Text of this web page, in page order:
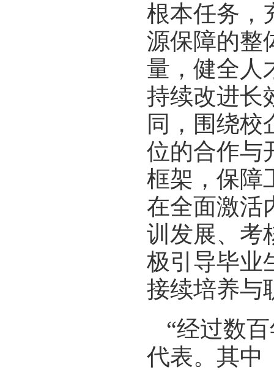
根本任务，
源保障的整
量，健全人
持续改进长
同，围绕校
位的合作与
框架，保障
在全面激活
训发展、考
极引导毕业
接续培养与
“经过数
代表。其中